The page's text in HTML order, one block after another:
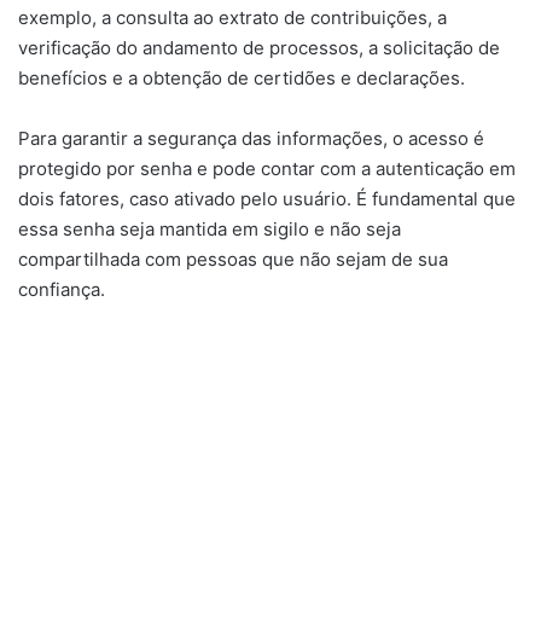
exemplo, a consulta ao extrato de contribuições, a
verificação do andamento de processos, a solicitação de
benefícios e a obtenção de certidões e declarações.
Para garantir a segurança das informações, o acesso é
protegido por senha e pode contar com a autenticação em
dois fatores, caso ativado pelo usuário. É fundamental que
essa senha seja mantida em sigilo e não seja
compartilhada com pessoas que não sejam de sua
confiança.